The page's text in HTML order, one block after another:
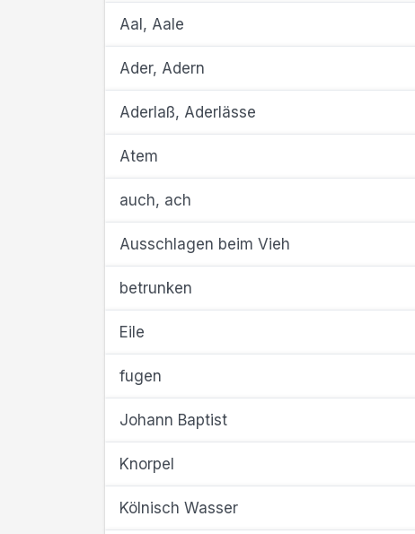
Aal, Aale
Ader, Adern
Aderlaß, Aderlässe
Atem
auch, ach
Ausschlagen beim Vieh
betrunken
Eile
fugen
Johann Baptist
Knorpel
Kölnisch Wasser